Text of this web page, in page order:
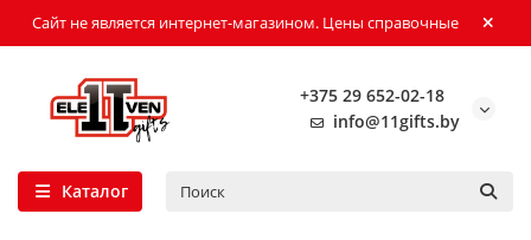
Сайт не является интернет-магазином. Цены справочные
+375 29 652-02-18
info@11gifts.by
Каталог